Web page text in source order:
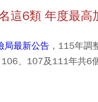
這6類 年度最高
局最新公告 ，115年調
、107及111年共6